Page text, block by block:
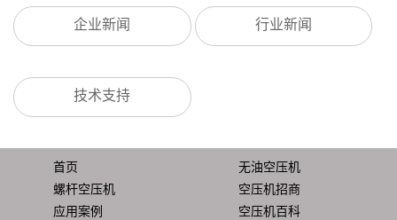
企业新闻 行业新闻
技术支持
首页
无油空压机
螺杆空压机
空压机招商
应用案例
空压机百科